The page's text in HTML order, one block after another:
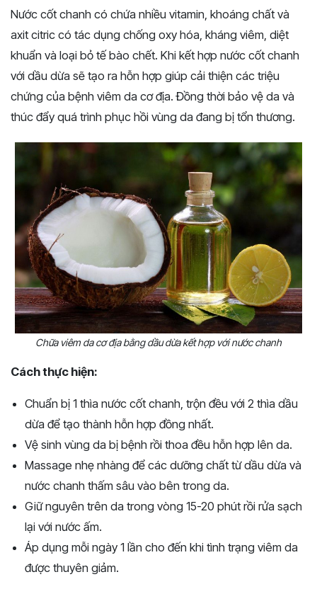
Nước cốt chanh có chứa nhiều vitamin, khoáng chất và
axit citric có tác dụng chống oxy hóa, kháng viêm, diệt
khuẩn và loại bỏ tế bào chết. Khi kết hợp nước cốt chanh
với dầu dừa sẽ tạo ra hỗn hợp giúp cải thiện các triệu
chứng của bệnh viêm da cơ địa. Đồng thời bảo vệ da và
thúc đẩy quá trình phục hồi vùng da đang bị tổn thương.
Chữa viêm da cơ địa bằng dầu dừa kết hợp với nước chanh
Cách thực hiện:
Chuẩn bị 1 thìa nước cốt chanh, trộn đều với 2 thìa dầu
dừa để tạo thành hỗn hợp đồng nhất.
Vệ sinh vùng da bị bệnh rồi thoa đều hỗn hợp lên da.
Massage nhẹ nhàng để các dưỡng chất từ dầu dừa và
nước chanh thấm sâu vào bên trong da.
Giữ nguyên trên da trong vòng 15-20 phút rồi rửa sạch
lại với nước ấm.
Áp dụng mỗi ngày 1 lần cho đến khi tình trạng viêm da
được thuyên giảm.